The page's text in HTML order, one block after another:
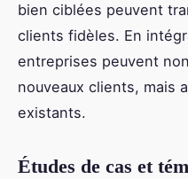
bien ciblées peuvent
clients fidèles. En
entreprises peuvent
nouveaux clients, mais
existants.
Études de cas et